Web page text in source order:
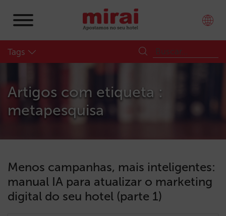
Tags
Artigos com etiqueta :
metapesquisa
Menos campanhas, mais inteligentes:
manual IA para atualizar o marketing
digital do seu hotel (parte 1)